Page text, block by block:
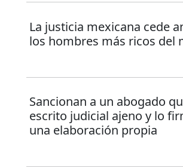
La justicia mexicana cede
los hombres más ricos del
Sancionan a un abogado
escrito judicial ajeno y lo
una elaboración propia